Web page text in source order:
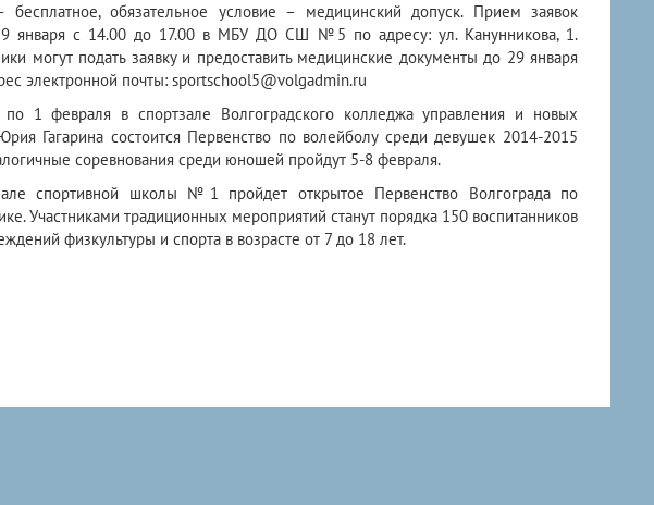
бесплатное, обязательное условие – медицинский допуск. Прием заявок
января с 14.00 до 17.00 в МБУ ДО СШ №5 по адресу: ул. Канунникова, 1.
могут подать заявку и предоставить медицинские документы до 29 января
электронной почты: sportschool5@volgadmin.ru
1 февраля в спортзале Волгоградского колледжа управления и новых
Гагарина состоится Первенство по волейболу среди девушек 2014-2015
соревнования среди юношей пройдут 5-8 февраля.
спортивной школы №1 пройдет открытое Первенство Волгограда по
Участниками традиционных мероприятий станут порядка 150 воспитанников
физкультуры и спорта в возрасте от 7 до 18 лет.